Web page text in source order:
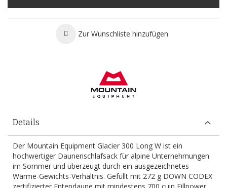
Zur Wunschliste hinzufügen
Details
Der Mountain Equipment Glacier 300 Long W ist ein
hochwertiger Daunenschlafsack für alpine Unternehmungen
im Sommer und überzeugt durch ein ausgezeichnetes
Wärme-Gewichts-Verhältnis. Gefüllt mit 272 g DOWN CODEX